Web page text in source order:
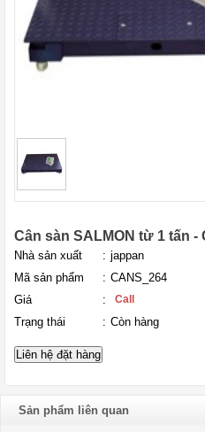
Cân sàn SALMON từ 1 tấn -
Nhà sản xuất : jappan
Mã sản phẩm
: CANS_264
Giá
: Call
Trạng thái : Còn hàng
Sản phẩm liên quan